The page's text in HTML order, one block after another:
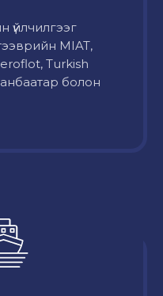
үйлчилгээг
MIAT,
Turkish
болон